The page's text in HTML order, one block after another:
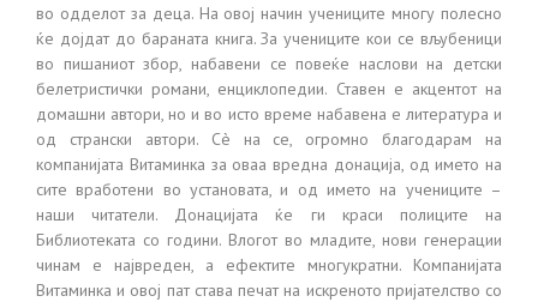
во одделот за деца. На овој начин учениците многу полесно
ќе дојдат до бараната книга. За учениците кои се вљубеници
во пишаниот збор, набавени се повеќе наслови на детски
белетристички романи, енциклопедии. Ставен е акцентот на
домашни автори, но и во исто време набавена е литература и
од странски автори. Сè на се, огромно благодарам на
компанијата Витаминка за оваа вредна донација, од името на
сите вработени во установата, и од името на учениците –
наши читатели. Донацијата ќе ги краси полиците на
Библиотеката со години. Влогот во младите, нови генерации
чинам е највреден, а ефектите многукратни. Компанијата
Витаминка и овој пат става печат на искреното пријателство со